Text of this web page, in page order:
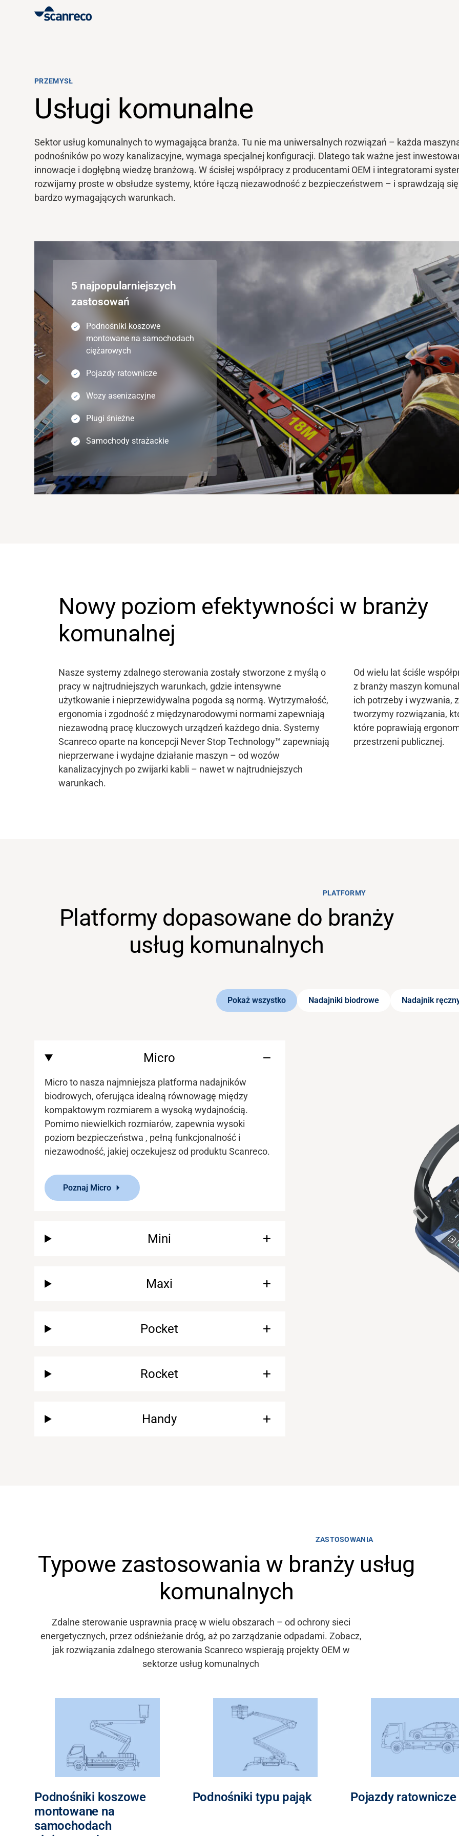
Personalizacja
Wydajność i bezpieczeństwo operatora
Branże
Centrum wiedzy
Kariera
PRZEMYSŁ
Usługi komunalne
Sektor usług komunalnych to wymagająca branża. Tu nie ma uniwersalnych rozwiązań – każda
podnośników po wozy kanalizacyjne, wymaga specjalnej konfiguracji. Dlatego tak ważne jest
innowacje i dogłębną wiedzę branżową. W ścisłej współpracy z producentami OEM i integratorami
rozwijamy proste w obsłudze systemy, które łączą niezawodność z bezpieczeństwem – i sprawdzają
bardzo wymagających warunkach.
5 najpopularniejszych
zastosowań
Podnośniki koszowe
montowane na samochodach
ciężarowych
Pojazdy ratownicze
Wozy asenizacyjne
Pługi śnieżne
Samochody strażackie
Nowy poziom efektywności w branży
komunalnej
Nasze systemy zdalnego sterowania zostały stworzone z myślą o
pracy w najtrudniejszych warunkach, gdzie intensywne
użytkowanie i nieprzewidywalna pogoda są normą. Wytrzymałość,
ergonomia i zgodność z międzynarodowymi normami zapewniają
niezawodną pracę kluczowych urządzeń każdego dnia. Systemy
Scanreco oparte na koncepcji Never Stop Technology™ zapewniają
nieprzerwane i wydajne działanie maszyn – od wozów
kanalizacyjnych po zwijarki kabli – nawet w najtrudniejszych
warunkach.
Od wielu lat ściśle
z branży maszyn
ich potrzeby i wyzwania,
tworzymy rozwiązania,
które poprawiają
przestrzeni publicznej.
PLATFORMY
Platformy dopasowane do branży
usług komunalnych
Pokaż wszystko Nadajniki biodrowe Nadajnik
Micro
Micro to nasza najmniejsza platforma nadajników
biodrowych, oferująca idealną równowagę między
kompaktowym rozmiarem a wysoką wydajnością.
Pomimo niewielkich rozmiarów, zapewnia wysoki
poziom bezpieczeństwa , pełną funkcjonalność i
niezawodność, jakiej oczekujeszod produktu Scanreco.
Poznaj Micro
Mini
Maxi
Pocket
Rocket
Handy
ZASTOSOWANIA
Typowe zastosowania w branży usług
komunalnych
Zdalne sterowanie usprawnia pracę w wielu obszarach – od ochrony sieci
energetycznych, przez odśnieżanie dróg, aż po zarządzanie odpadami. Zobacz,
jak rozwiązania zdalnego sterowania Scanrecowspierają projekty OEM w
sektorze usług komunalnych
Podnośniki koszowe
montowane na
samochodach
Podnośniki typu pająk Pojazdy ratownicze